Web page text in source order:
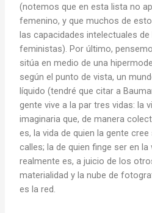
(notemos que en esta lista no
femenino, y que muchos de
las capacidades intelectuales
feministas). Por último,
sitúa en medio de una
según el punto de vista, un
líquido (tendré que citar a
gente vive a la par tres vidas: la
imaginaria que, de manera
es, la vida de quien la gente
calles; la de quien finge ser en la
realmente es, a juicio de los
materialidad y la nube de
es la red.